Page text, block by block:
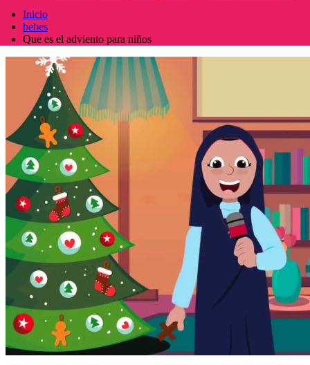
Inicio
bebes
Que es el adviento para niños